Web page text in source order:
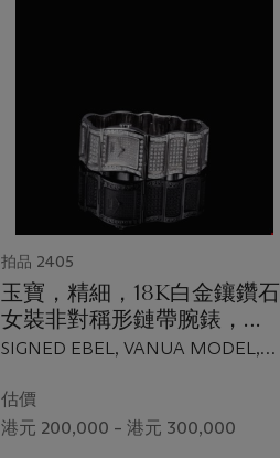
拍品 2405
玉寶，精細，18K白金鑲鑽石
女裝非對稱形鏈帶腕錶，
“Vanua”，型號3057H26-
01/50，約2005 年製
SIGNED EBEL, VANUA MODEL,
CASE NO. 8'230'029, CIRCA 2005
估價
港元 200,000 – 港元 300,000